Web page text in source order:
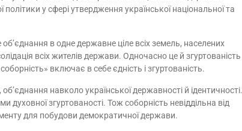
у сфері утвердження української національної та
в одне державне ціле всіх земель, населених
всіх жителів держави. Одночасно це й згуртованість
включає в себе єдність і згуртованість.
навколо української державності й ідентичності.
духовної згуртованості. Тож соборність невіддільна від
для побудови демократичної держави.